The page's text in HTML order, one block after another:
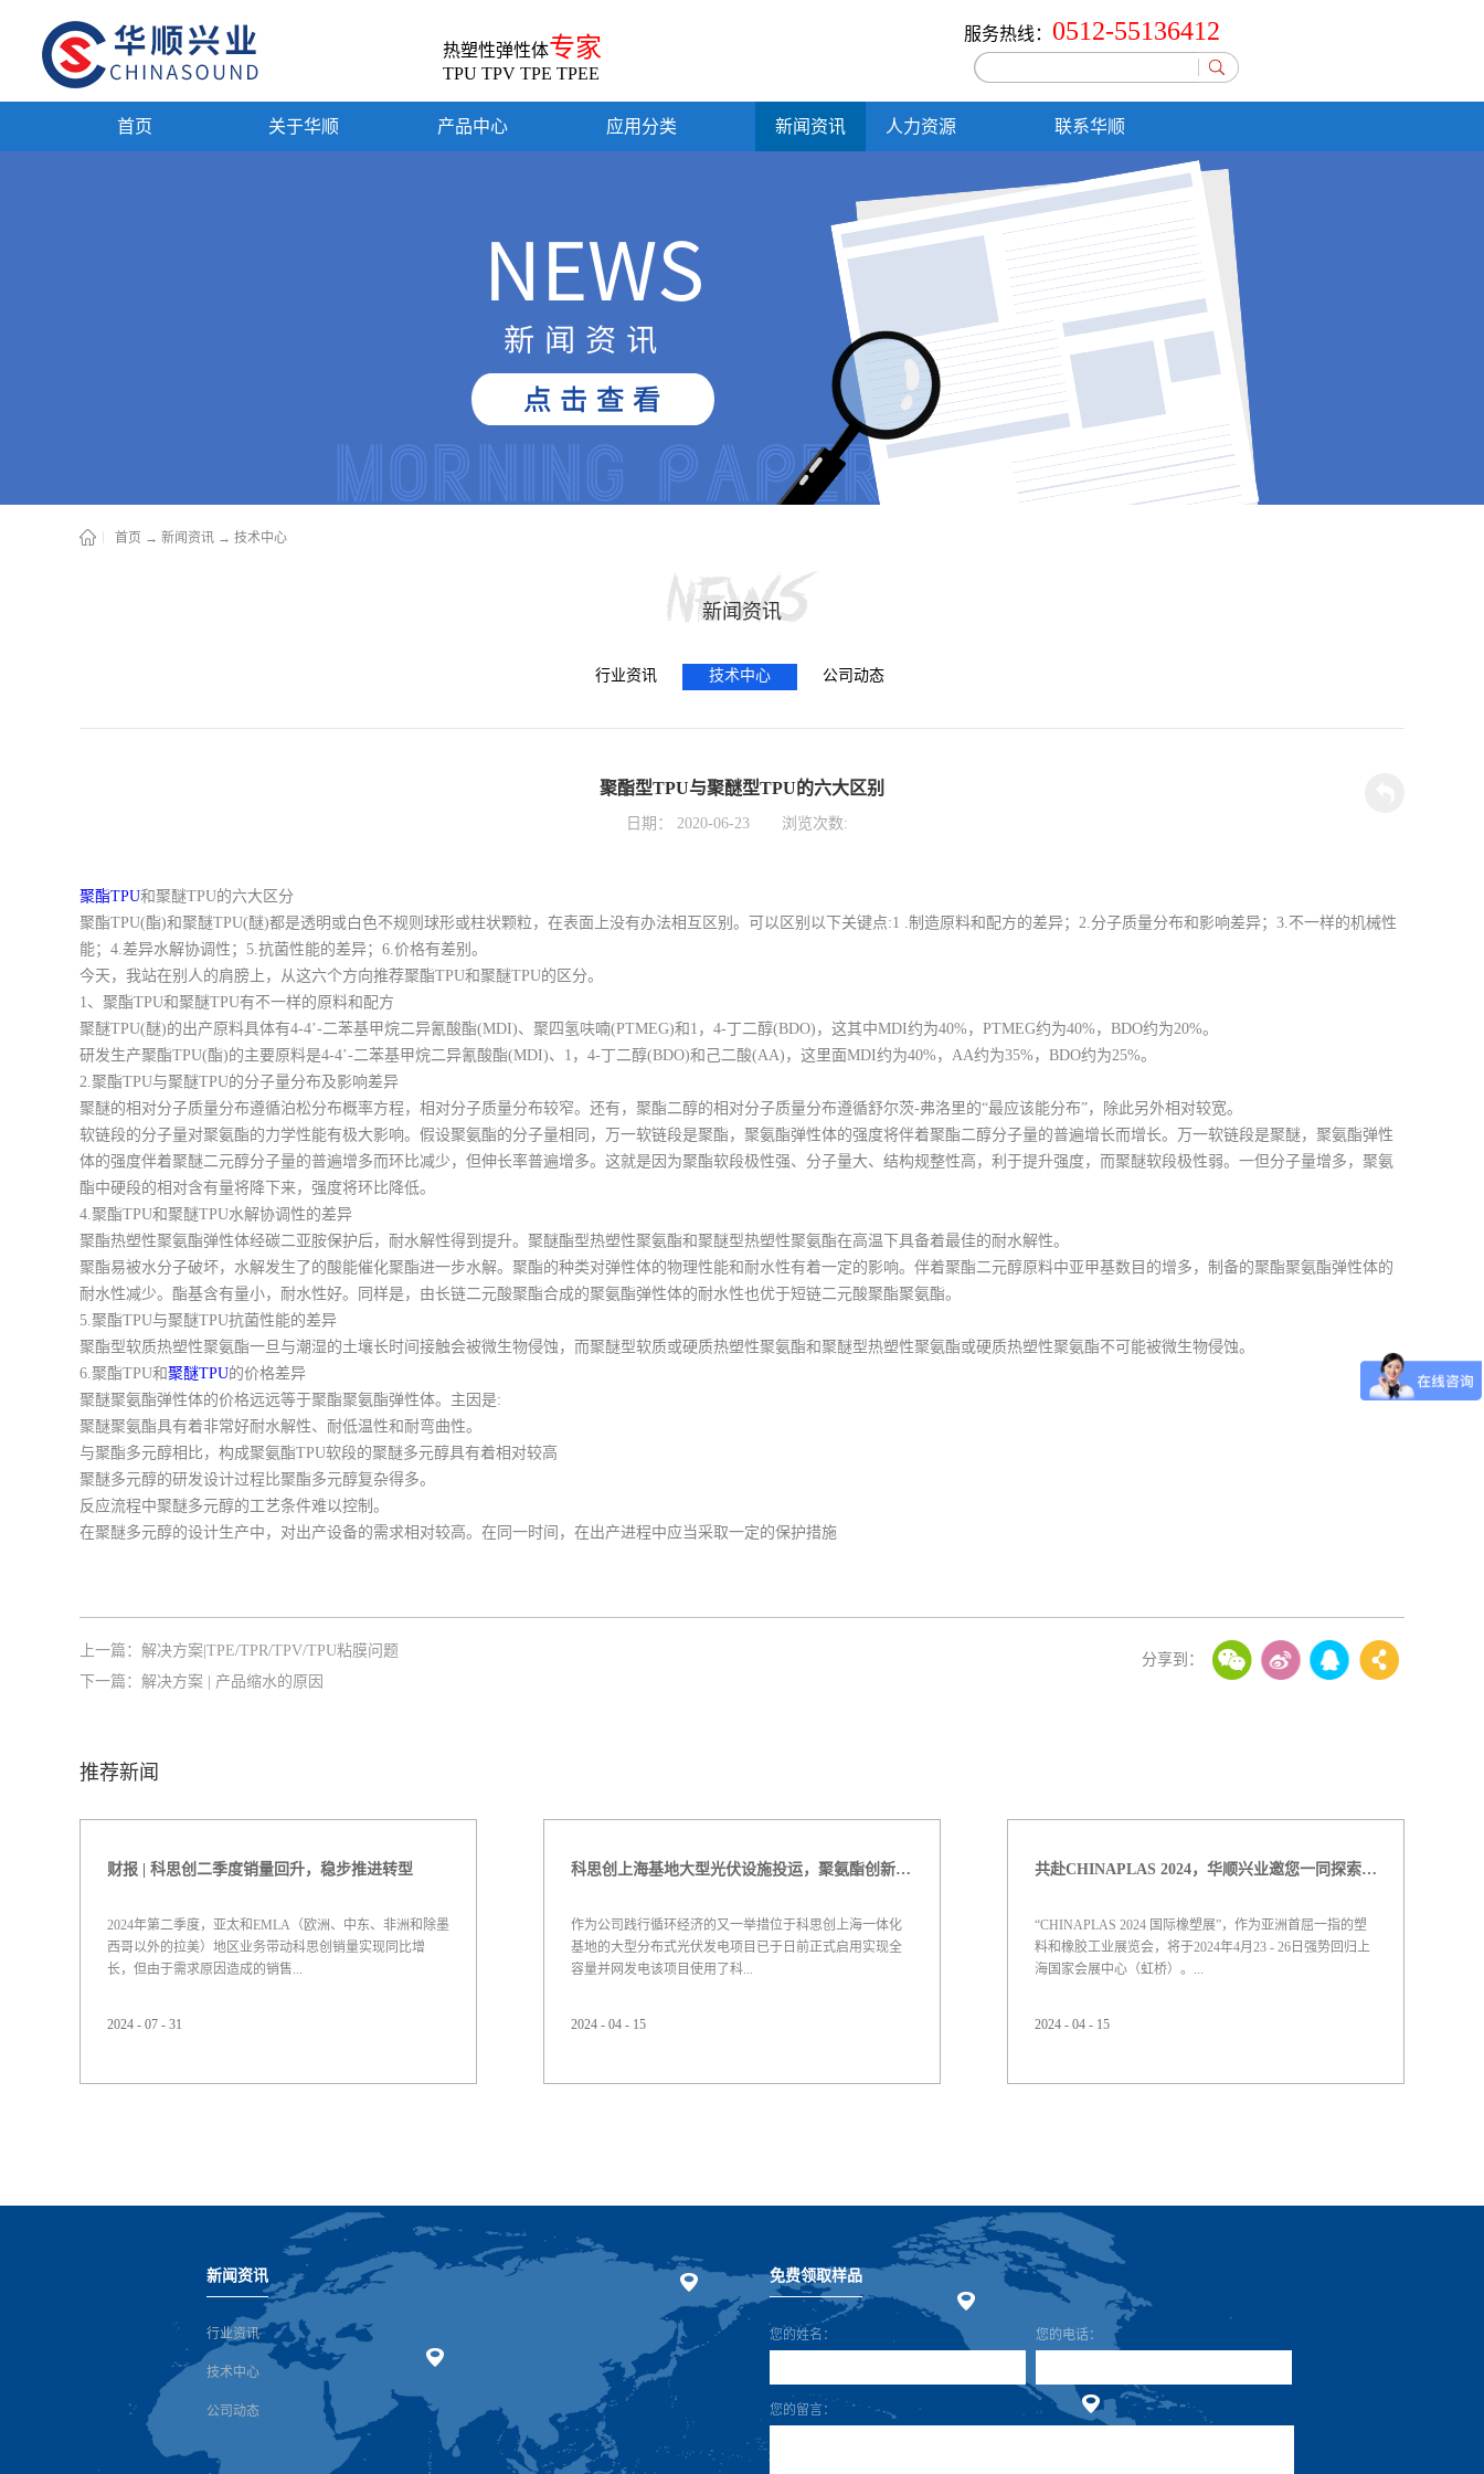
服务热线： 0512-55136412
热塑性弹性体专家
TPU TPV TPE TPEE
首页 关于华顺 产品中心 应用分类 新闻资讯 人力资源 联系华顺
首页 → 新闻资讯 → 技术中心
新闻资讯
行业资讯 技术中心 公司动态
聚酯型TPU与聚醚型TPU的六大区别
日期： 2020-06-23 浏览次数:
聚酯TPU和聚醚TPU的六大区分
聚酯TPU(酯)和聚醚TPU(醚)都是透明或白色不规则球形或柱状颗粒，在表面上没有办法相互区别。可以区别以下关键点:1 .制造原料和配方的差异；2.分子质量分布和影响差异；3.不一样的机械性
能；4.差异水解协调性；5.抗菌性能的差异；6.价格有差别。
今天，我站在别人的肩膀上，从这六个方向推荐聚酯TPU和聚醚TPU的区分。
1、聚酯TPU和聚醚TPU有不一样的原料和配方
聚醚TPU(醚)的出产原料具体有4-4’-二苯基甲烷二异氰酸酯(MDI)、聚四氢呋喃(PTMEG)和1，4-丁二醇(BDO)，这其中MDI约为40%，PTMEG约为40%，BDO约为20%。
研发生产聚酯TPU(酯)的主要原料是4-4’-二苯基甲烷二异氰酸酯(MDI)、1，4-丁二醇(BDO)和己二酸(AA)，这里面MDI约为40%，AA约为35%，BDO约为25%。
2.聚酯TPU与聚醚TPU的分子量分布及影响差异
聚醚的相对分子质量分布遵循泊松分布概率方程，相对分子质量分布较窄。还有，聚酯二醇的相对分子质量分布遵循舒尔茨-弗洛里的“最应该能分布”，除此另外相对较宽。
软链段的分子量对聚氨酯的力学性能有极大影响。假设聚氨酯的分子量相同，万一软链段是聚酯，聚氨酯弹性体的强度将伴着聚酯二醇分子量的普遍增长而增长。万一软链段是聚醚，聚氨酯弹性
体的强度伴着聚醚二元醇分子量的普遍增多而环比减少，但伸长率普遍增多。这就是因为聚酯软段极性强、分子量大、结构规整性高，利于提升强度，而聚醚软段极性弱。一但分子量增多，聚氨
酯中硬段的相对含有量将降下来，强度将环比降低。
4.聚酯TPU和聚醚TPU水解协调性的差异
聚酯热塑性聚氨酯弹性体经碳二亚胺保护后，耐水解性得到提升。聚醚酯型热塑性聚氨酯和聚醚型热塑性聚氨酯在高温下具备着最佳的耐水解性。
聚酯易被水分子破坏，水解发生了的酸能催化聚酯进一步水解。聚酯的种类对弹性体的物理性能和耐水性有着一定的影响。伴着聚酯二元醇原料中亚甲基数目的增多，制备的聚酯聚氨酯弹性体的
耐水性减少。酯基含有量小，耐水性好。同样是，由长链二元酸聚酯合成的聚氨酯弹性体的耐水性也优于短链二元酸聚酯聚氨酯。
5.聚酯TPU与聚醚TPU抗菌性能的差异
聚酯型软质热塑性聚氨酯一旦与潮湿的土壤长时间接触会被微生物侵蚀，而聚醚型软质或硬质热塑性聚氨酯和聚醚型热塑性聚氨酯或硬质热塑性聚氨酯不可能被微生物侵蚀。
6.聚酯TPU和聚醚TPU的价格差异
聚醚聚氨酯弹性体的价格远远等于聚酯聚氨酯弹性体。主因是:
聚醚聚氨酯具有着非常好耐水解性、耐低温性和耐弯曲性。
与聚酯多元醇相比，构成聚氨酯TPU软段的聚醚多元醇具有着相对较高
聚醚多元醇的研发设计过程比聚酯多元醇复杂得多。
反应流程中聚醚多元醇的工艺条件难以控制。
在聚醚多元醇的设计生产中，对出产设备的需求相对较高。在同一时间，在出产进程中应当采取一定的保护措施
上一篇： 解决方案|TPE/TPR/TPV/TPU粘膜问题
下一篇： 解决方案 | 产品缩水的原因
推荐新闻
财报 | 科思创二季度销量回升，稳步推进转型
2024年第二季度，亚太和EMLA（欧洲、中东、非洲和除墨
西哥以外的拉美）地区业务带动科思创销量实现同比增
长，但由于需求原因造成的销售...
值持平。原材料价格的下降仅部分抵消了因需求因素造成
2024 - 07 - 31
科思创上海基地大型光伏设施投运，聚氨酯创新赋能绿色能源
作为公司践行循环经济的又一举措位于科思创上海一体化
基地的大型分布式光伏发电项目已于日前正式启用实现全
容量并网发电该项目使用了科...
面、停车场和闲置区域。项目于2024年1月下旬正式投运，
2024 - 04 - 15
共赴CHINAPLAS 2024，华顺兴业邀您一同探索，共塑未来！
“CHINAPLAS 2024 国际橡塑展”，作为亚洲首屈一指的塑
料和橡胶工业展览会，将于2024年4月23 - 26日强势回归上
海国家会展中心（虹桥）。...
新。顺应循环经济的趋势及满足行业的需求，公司不断推
2024 - 04 - 15
新闻资讯
行业资讯
技术中心
公司动态
免费领取样品
您的姓名： 公
名
地您的电话：
您的留言：